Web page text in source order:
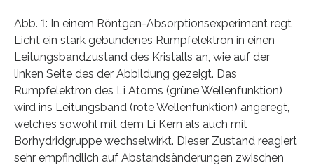
Abb. 1: In einem Röntgen-Absorptionsexperiment regt
Licht ein stark gebundenes Rumpfelektron in einen
Leitungsbandzustand des Kristalls an, wie auf der
linken Seite des der Abbildung gezeigt. Das
Rumpfelektron des Li Atoms (grüne Wellenfunktion)
wird ins Leitungsband (rote Wellenfunktion) angeregt,
welches sowohl mit dem Li Kern als auch mit
Borhydridgruppe wechselwirkt. Dieser Zustand reagiert
sehr empfindlich auf Abstandsänderungen zwischen